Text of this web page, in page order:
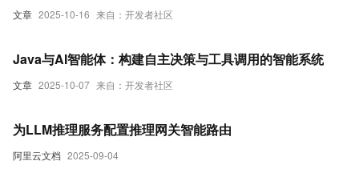
文章 2025-10-16 来自：开发者社区
文章 2025-10-07 来自：开发者社区
Java与AI智能体：构建自主决策与工具调用的智能系统
阿里云文档 2025-09-04
为LLM推理服务配置推理网关智能路由